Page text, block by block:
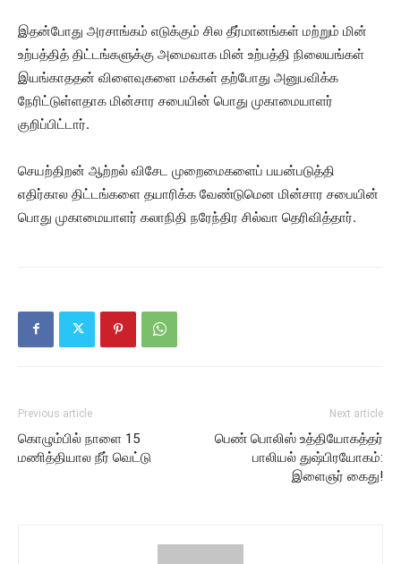
இதன்போது அரசாங்கம் எடுக்கும் சில தீர்மானங்கள் மற்றும் மின்
உற்பத்தித் திட்டங்களுக்கு அமைவாக மின் உற்பத்தி நிலையங்கள்
இயங்காததன் விளைவுகளை மக்கள் தற்போது அனுபவிக்க
நேரிட்டுள்ளதாக மின்சார சபையின் பொது முகாமையாளர்
குறிப்பிட்டார்.
செயற்திறன் ஆற்றல் விசேட முறைமைகளைப் பயன்படுத்தி
எதிர்கால திட்டங்களை தயாரிக்க வேண்டுமென மின்சார சபையின்
பொது முகாமையாளர் கலாநிதி நரேந்திர சில்வா தெரிவித்தார்.
Previous article
கொழும்பில் நாளை 15
மணித்தியால நீர் வெட்டு
Next article
பெண் பொலிஸ் உத்தியோகத்தர்
பாலியல் துஷ்பிரயோகம்:
இளைஞர் கைது!